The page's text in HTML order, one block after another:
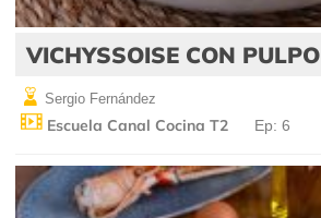
VICHYSSOISE CON PULPO
Sergio Fernández
Escuela Canal Cocina T2 Ep: 6